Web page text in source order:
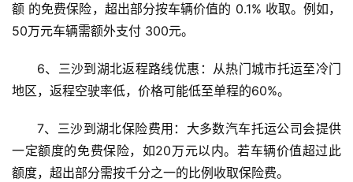
额 的免费保险，超出部分按车辆价值的 0.1% 收取。例如，
50万元车辆需额外支付 300元。
6、三沙到湖北返程路线优惠：从热门城市托运至冷门
地区，返程空驶率低，价格可能低至单程的60%。
7、三沙到湖北保险费用：大多数汽车托运公司会提供
一定额度的免费保险，如20万元以内。若车辆价值超过此
额度，超出部分需按千分之一的比例收取保险费。